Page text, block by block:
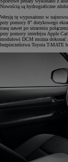
Nowością są hydrograficzne
Wersję tę wyposażono w
przy pomocy 8" dotykowego
trasę nawet po utraceniu
przy pomocy interfejsu Apple
modułowi DCM można
bezpieczeństwa Toyota T-MATE